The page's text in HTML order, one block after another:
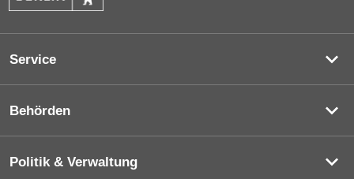
Service
Behörden
Politik & Verwaltung